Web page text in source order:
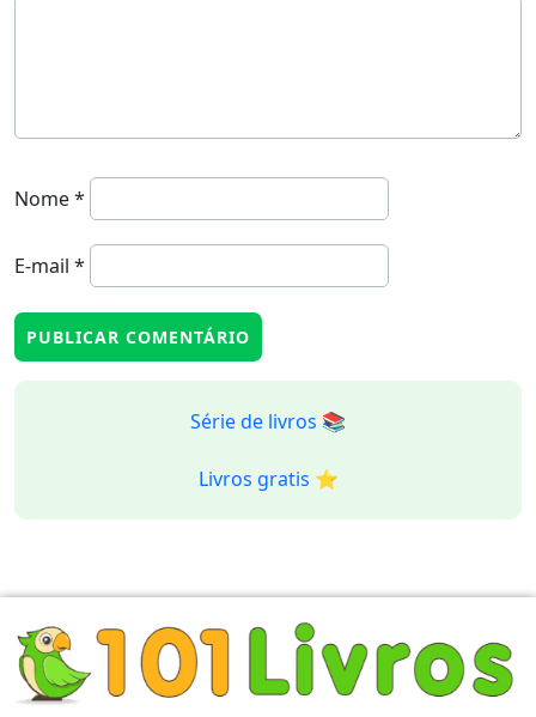
Nome*
E-mail *
Série de livros 📚
Livros gratis ⭐️